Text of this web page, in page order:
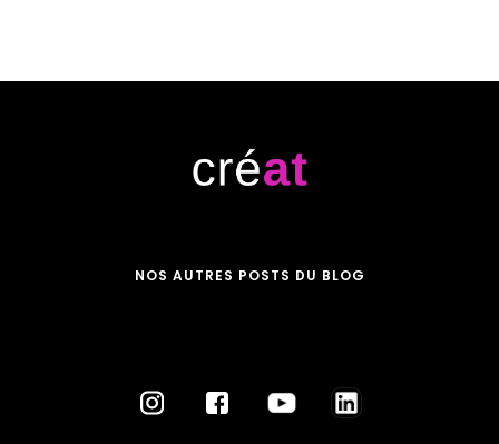
NOS AUTRES POSTS DU BLOG